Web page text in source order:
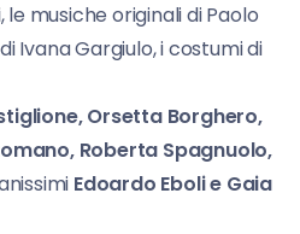
musiche originali di Paolo
Ivana Gargiulo, i costumi di
Orsetta Borghero,
Roberta Spagnuolo,
Edoardo Eboli e Gaia